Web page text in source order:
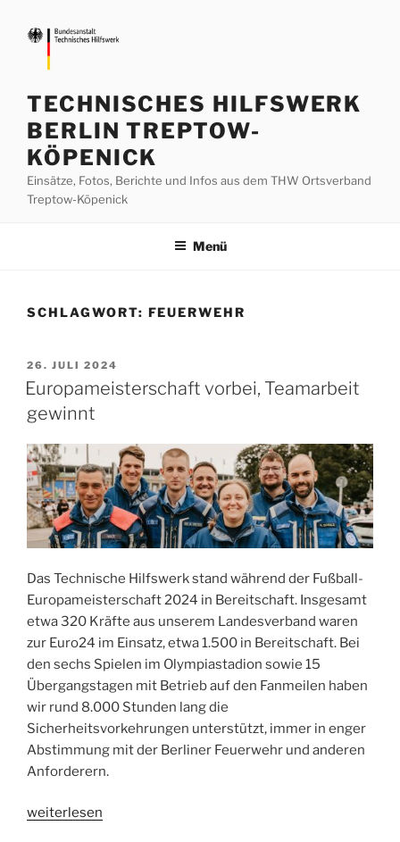
Inhalt
springen
TECHNISCHES HILFSWERK
BERLIN TREPTOW-
KÖPENICK
Einsätze, Fotos, Berichte und Infos aus dem THW Ortsverband
Treptow-Köpenick
Menü
SCHLAGWORT: FEUERWEHR
VERÖFFENTLICHT
AM
26. JULI 2024
Europameisterschaft vorbei, Teamarbeit
gewinnt
Das Technische Hilfswerk stand während der Fußball-
Europameisterschaft 2024 in Bereitschaft. Insgesamt
etwa 320 Kräfte aus unserem Landesverband waren
zur Euro24 im Einsatz, etwa 1.500 in Bereitschaft. Bei
den sechs Spielen im Olympiastadion sowie 15
Übergangstagen mit Betrieb auf den Fanmeilen haben
wir rund 8.000 Stunden lang die
Sicherheitsvorkehrungen unterstützt, immer in enger
Abstimmung mit der Berliner Feuerwehr und anderen
Anforderern.
„Europameisterschaft
weiterlesen